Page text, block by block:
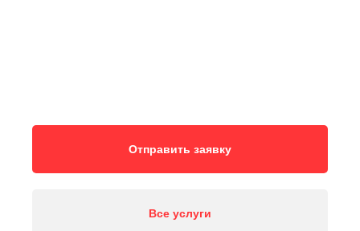
Отправить заявку
Все услуги